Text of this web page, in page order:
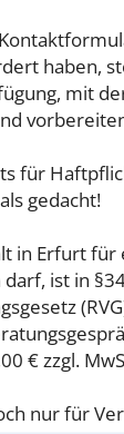
haben,
mit
für
gedacht!
in Erfurt für
ist in
€ zzgl.
nur für